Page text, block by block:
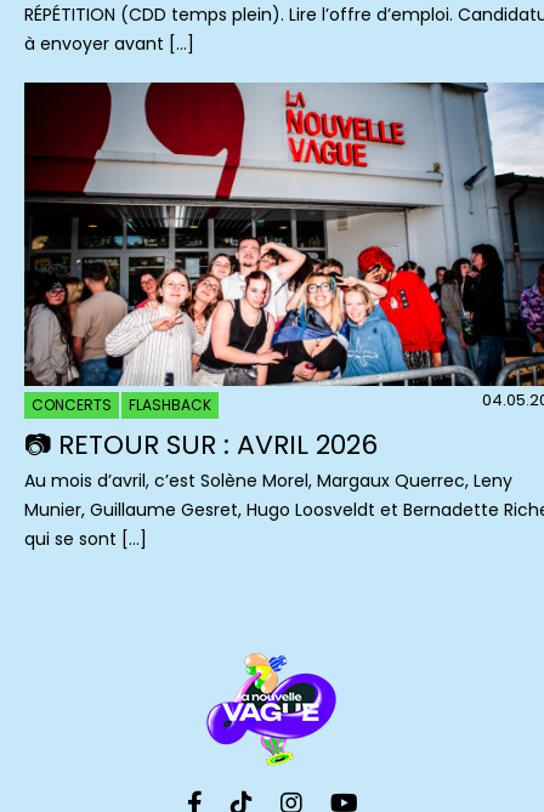
RÉPÉTITION (CDD temps plein). Lire l’offre d’emploi.
à envoyer avant […]
CONCERTS FLASHBACK
📷 RETOUR SUR : AVRIL 2026
Au mois d’avril, c’est Solène Morel, Margaux Querrec, Leny
Munier, Guillaume Gesret, Hugo Loosveldt et Bernadette
qui se sont […]